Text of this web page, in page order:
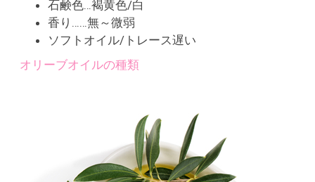
石鹸色…褐黄色/白
香り……無～微弱
ソフトオイル/トレース遅い
オリーブオイルの種類